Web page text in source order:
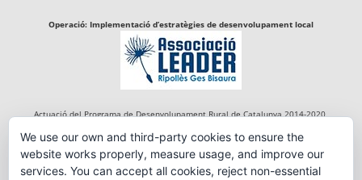
Operació: Implementació d’estratègies de desenvolupament local
Actuació del Programa de Desenvolupament Rural de Catalunya 2014-2020,
We use our own and third-party cookies to ensure the
website works properly, measure usage, and improve our
services. You can accept all cookies, reject non-essential